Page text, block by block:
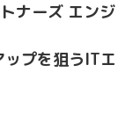
ナーズ エンジ
プを狙うITエ